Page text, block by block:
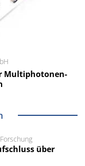
Multiphotonen-
Forschung
über